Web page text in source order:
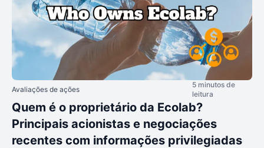
Avaliações de ações
5 minutos de
leitura
Quem é o proprietário da Ecolab?
Principais acionistas e negociações
recentes com informações privilegiadas